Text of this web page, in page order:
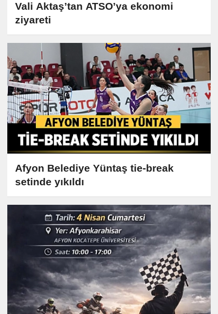
Vali Aktaş’tan ATSO’ya ekonomi
ziyareti
Afyon Belediye Yüntaş tie-break
setinde yıkıldı